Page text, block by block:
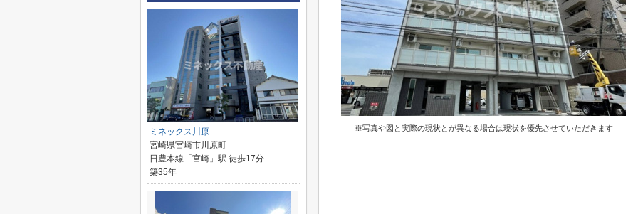
※写真や図と実際の現状とが異なる場合は現状を優先させていただきます
ミネックス川原
宮崎県宮崎市川原町
日豊本線「宮崎」駅 徒歩17分
築35年